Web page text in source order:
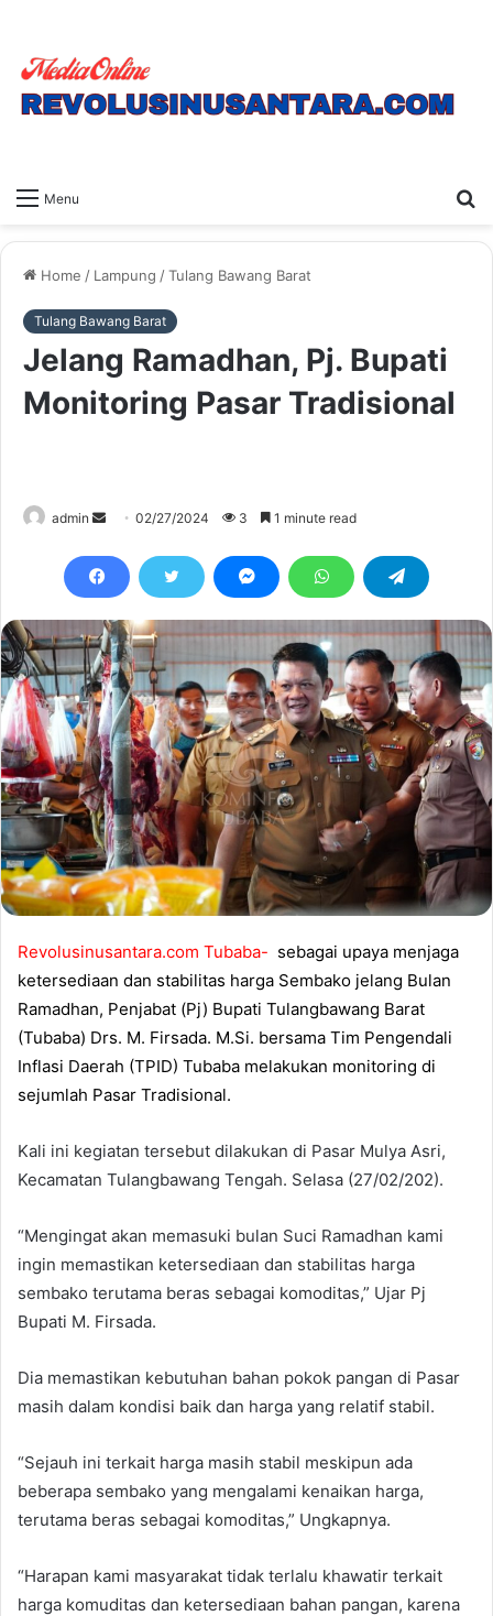
Menu
Home / Lampung /Tulang Bawang Barat
Tulang Bawang Barat
Jelang Ramadhan, Pj. Bupati
Monitoring Pasar Tradisional
admin
Send
email
02/27/2024 3 1 minute read
Revolusinusantara.com Tubaba- sebagai upaya menjaga
ketersediaan dan stabilitas harga Sembako jelang Bulan
Ramadhan, Penjabat (Pj) Bupati Tulangbawang Barat
(Tubaba) Drs. M. Firsada. M.Si. bersama Tim Pengendali
Inflasi Daerah (TPID) Tubaba melakukan monitoring di
sejumlah Pasar Tradisional.
Kali ini kegiatan tersebut dilakukan di Pasar Mulya Asri,
Kecamatan Tulangbawang Tengah. Selasa (27/02/202).
“Mengingat akan memasuki bulan Suci Ramadhan kami
ingin memastikan ketersediaan dan stabilitas harga
sembako terutama beras sebagai komoditas,” Ujar Pj
Bupati M. Firsada.
Dia memastikan kebutuhan bahan pokok pangan di Pasar
masih dalam kondisi baik dan harga yang relatif stabil.
“Sejauh ini terkait harga masih stabil meskipun ada
beberapa sembako yang mengalami kenaikan harga,
terutama beras sebagai komoditas,” Ungkapnya.
“Harapan kami masyarakat tidak terlalu khawatir terkait
harga komuditas dan ketersediaan bahan pangan, karena